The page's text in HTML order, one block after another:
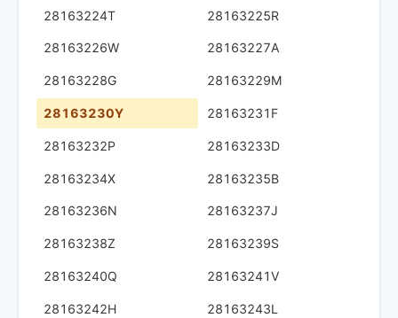
28163224T 28163225R
28163226W 28163227A
28163228G 28163229M
28163230Y 28163231F
28163232P 28163233D
28163234X 28163235B
28163236N 28163237J
28163238Z 28163239S
28163240Q 28163241V
28163242H 28163243L